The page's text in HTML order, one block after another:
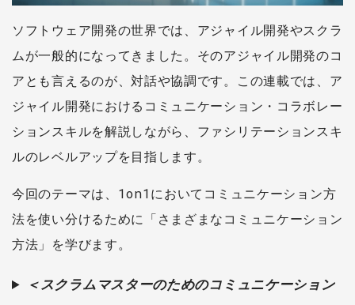
ソフトウェア開発の世界では、アジャイル開発やスクラ
ムが一般的になってきました。そのアジャイル開発のコ
アとも言えるのが、対話や協調です。この連載では、ア
ジャイル開発におけるコミュニケーション・コラボレー
ションスキルを解説しながら、ファシリテーションスキ
ルのレベルアップを目指します。
今回のテーマは、1on1においてコミュニケーション方
法を使い分けるために「さまざまなコミュニケーション
方法」を学びます。
＜スクラムマスターのためのコミュニケーション